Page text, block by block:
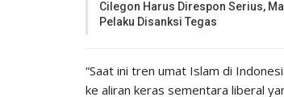
Cilegon Harus Direspon Serius,
Pelaku Disanksi Tegas
“Saat ini tren umat Islam di
ke aliran keras sementara liberal